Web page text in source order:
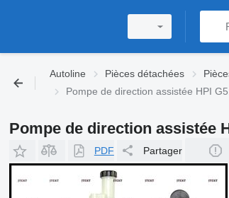
Autoline Pièces détachées
Pompe de direction assistée HPI
Pompe de direction assistée
PDF Partager